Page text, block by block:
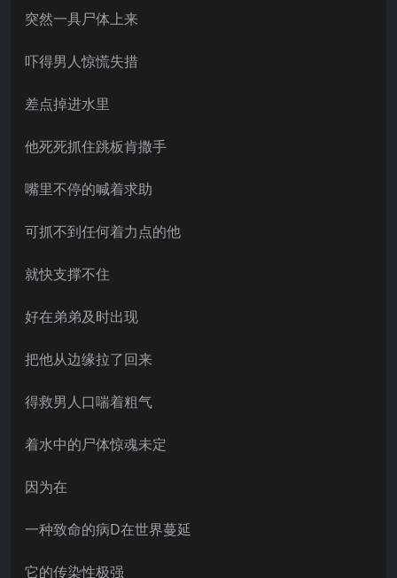
突然一具尸体上来
吓得男人惊慌失措
差点掉进水里
他死死抓住跳板肯撒手
嘴里不停的喊着求助
可抓不到任何着力点的他
就快支撑不住
好在弟弟及时出现
把他从边缘拉了回来
得救男人口喘着粗气
着水中的尸体惊魂未定
因为在
一种致命的病D在世界蔓延
它的传染性极强